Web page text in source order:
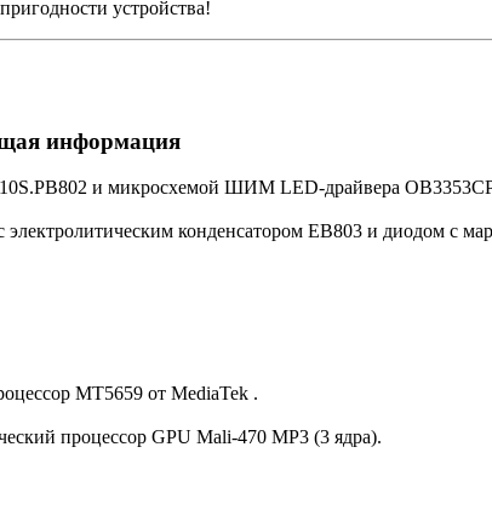
устройства!
информация
и микросхемой ШИМ LED-драйвера
конденсатором EB803 и диодом с
MT5659 от MediaTek .
процессор GPU Mali-470 MP3 (3 ядра).